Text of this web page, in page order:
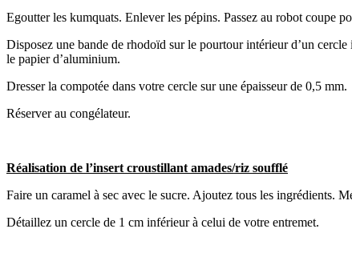
Egoutter les kumquats. Enlever les pépins. Passez au robot coupe
Disposez une bande de rhodoïd sur le pourtour intérieur d’un
le papier d’aluminium.
Dresser la compotée dans votre cercle sur une épaisseur de 0,5 mm.
Réserver au congélateur.
Réalisation de l’insert croustillant amades/riz soufflé
Faire un caramel à sec avec le sucre. Ajoutez tous les ingrédients.
Détaillez un cercle de 1 cm inférieur à celui de votre entremet.